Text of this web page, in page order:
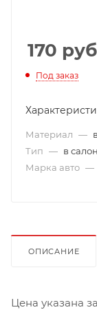
170
Под заказ
Материал —
Тип — в салон
Марка авто —
ОПИСАНИЕ
Цена указана